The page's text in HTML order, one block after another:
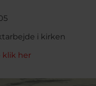
i kirken
klik her